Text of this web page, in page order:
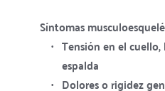
Síntomas
Tensión en el
espalda
Dolores o rigidez